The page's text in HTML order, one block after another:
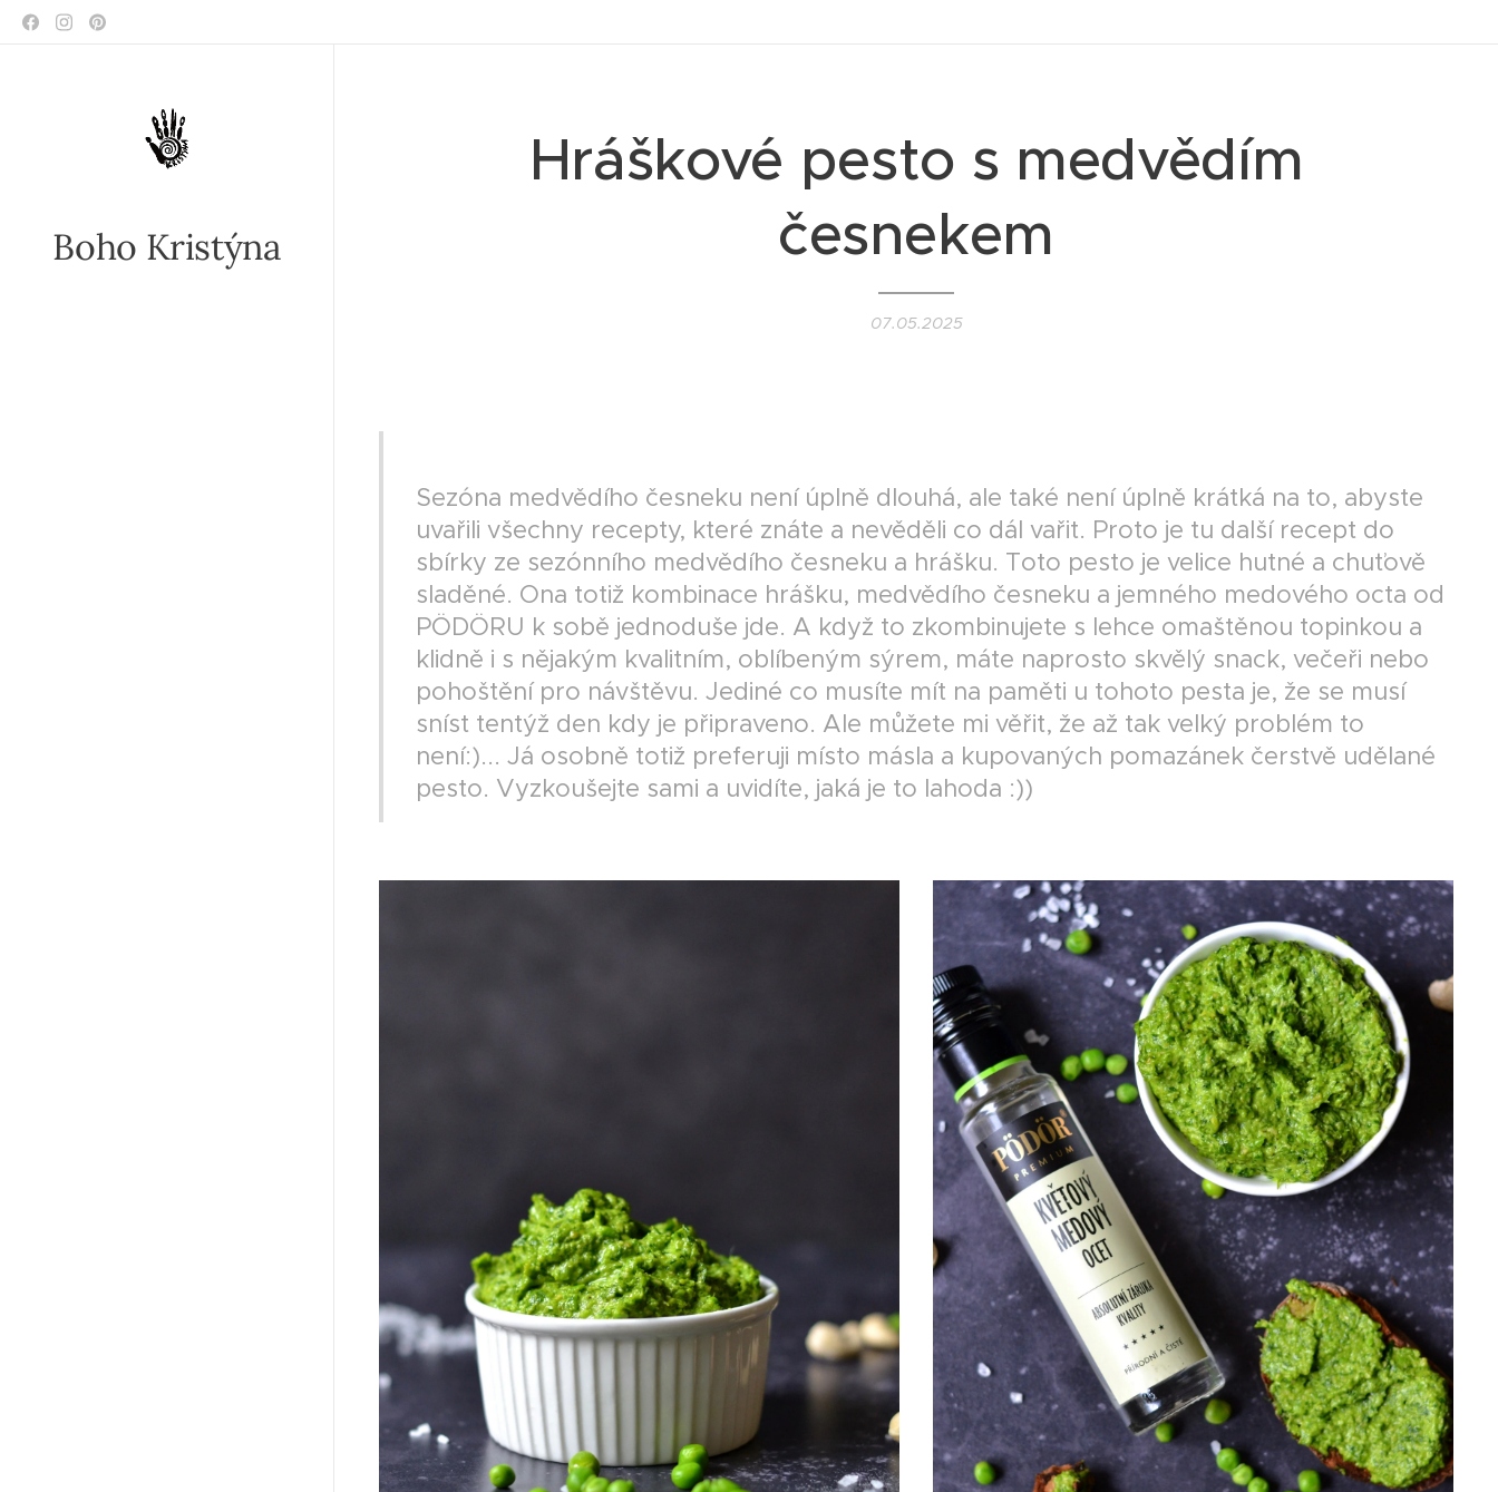
Boho Kristýna
Hráškové pesto s medvědím
česnekem
07.05.2025
Sezóna medvědího česneku není úplně dlouhá, ale také není úplně krátká na to, abyste
uvařili všechny recepty, které znáte a nevěděli co dál vařit. Proto je tu další recept do
sbírky ze sezónního medvědího česneku a hrášku. Toto pesto je velice hutné a chuťově
sladěné. Ona totiž kombinace hrášku, medvědího česneku a jemného medového octa od
PÖDÖRU k sobě jednoduše jde. A když to zkombinujete s lehce omaštěnou topinkou a
klidně i s nějakým kvalitním, oblíbeným sýrem, máte naprosto skvělý snack, večeři nebo
pohoštění pro návštěvu. Jediné co musíte mít na paměti u tohoto pesta je, že se musí
sníst tentýž den kdy je připraveno. Ale můžete mi věřit, že až tak velký problém to
není:)... Já osobně totiž preferuji místo másla a kupovaných pomazánek čerstvě udělané
pesto. Vyzkoušejte sami a uvidíte, jaká je to lahoda :))